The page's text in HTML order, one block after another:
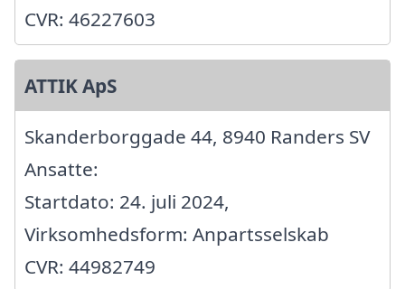
CVR: 46227603
ATTIK ApS
Skanderborggade 44, 8940 Randers SV
Ansatte:
Startdato: 24. juli 2024,
Virksomhedsform: Anpartsselskab
CVR: 44982749